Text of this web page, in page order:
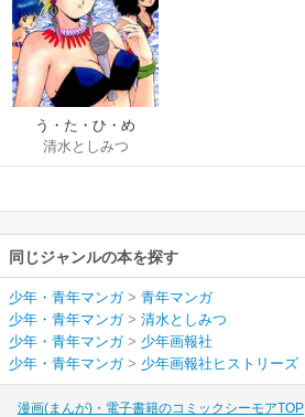
う・た・ひ・め
清水としみつ
同じジャンルの本を探す
少年・青年マンガ> 青年マンガ
少年・青年マンガ> 清水としみつ
少年・青年マンガ> 少年画報社
少年・青年マンガ> 少年画報社ヒストリーズ
漫画(まんが)・電子書籍のコミックシーモアTOP